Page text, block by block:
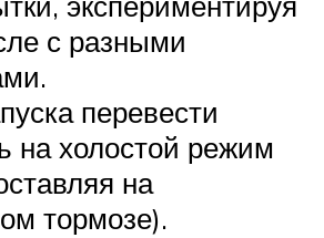
с разными
перевести
на холостой режим
на
тормозе).